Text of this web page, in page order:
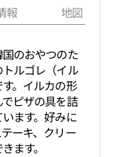
報 地図
のおやつのた
ルゴレ（イル
。イルカの形
ピザの具を詰
ます。好みに
ーキ、クリー
ます。